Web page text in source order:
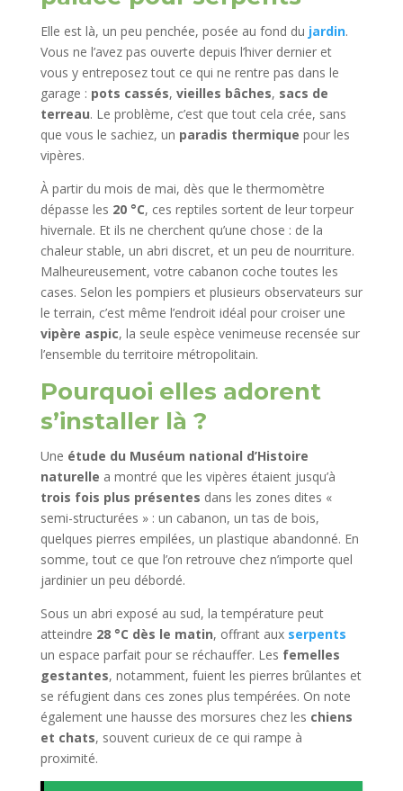
Elle est là, un peu penchée, posée au fond du jardin.
Vous ne l’avez pas ouverte depuis l’hiver dernier et
vous y entreposez tout ce qui ne rentre pas dans le
garage : pots cassés, vieilles bâches, sacs de
terreau. Le problème, c’est que tout cela crée, sans
que vous le sachiez, un paradis thermique pour les
vipères.
À partir du mois de mai, dès que le thermomètre
dépasse les 20 °C, ces reptiles sortent de leur torpeur
hivernale. Et ils ne cherchent qu’une chose : de la
chaleur stable, un abri discret, et un peu de nourriture.
Malheureusement, votre cabanon coche toutes les
cases. Selon les pompiers et plusieurs observateurs sur
le terrain, c’est même l’endroit idéal pour croiser une
vipère aspic, la seule espèce venimeuse recensée sur
l’ensemble du territoire métropolitain.
Pourquoi elles adorent
s’installer là ?
Une étude du Muséum national d’Histoire
naturelle a montré que les vipères étaient jusqu’à
trois fois plus présentes dans les zones dites «
semi-structurées » : un cabanon, un tas de bois,
quelques pierres empilées, un plastique abandonné. En
somme, tout ce que l’on retrouve chez n’importe quel
jardinier un peu débordé.
Sous un abri exposé au sud, la température peut
atteindre 28 °C dès le matin, offrant aux serpents
un espace parfait pour se réchauffer. Les femelles
gestantes, notamment, fuient les pierres brûlantes et
se réfugient dans ces zones plus tempérées. On note
également une hausse des morsures chez les chiens
et chats, souvent curieux de ce qui rampe à
proximité.